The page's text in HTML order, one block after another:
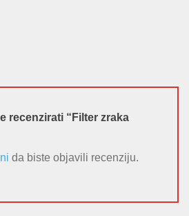
recenzirati “Filter zraka
da biste objavili recenziju.